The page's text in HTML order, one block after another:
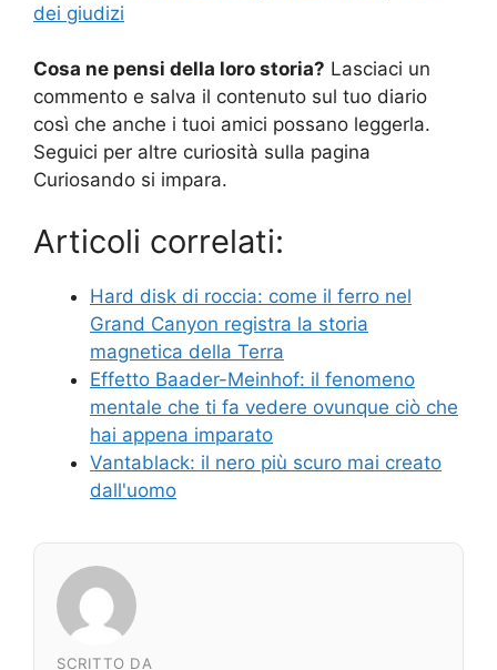
dei giudizi
Cosa ne pensi della loro storia? Lasciaci un
commento e salva il contenuto sul tuo diario
così che anche i tuoi amici possano leggerla.
Seguici per altre curiosità sulla pagina
Curiosando si impara.
Articoli correlati:
Hard disk di roccia: come il ferro nel
Grand Canyon registra la storia
magnetica della Terra
Effetto Baader-Meinhof: il fenomeno
mentale che ti fa vedere ovunque ciò che
hai appena imparato
Vantablack: il nero più scuro mai creato
dall'uomo
SCRITTO DA